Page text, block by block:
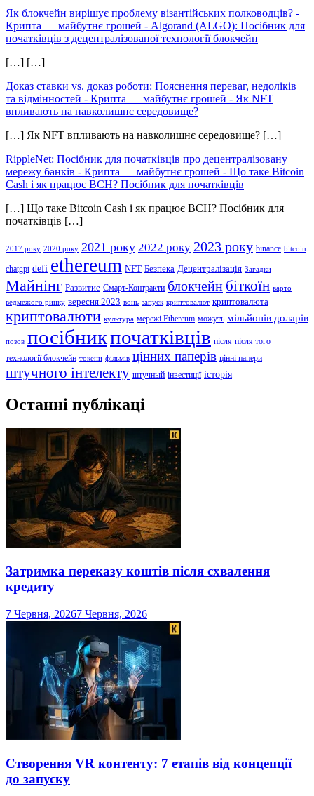
Як блокчейн вирішує проблему візантійських полководців? -
Крипта — майбутнє грошей - Algorand (ALGO): Посібник для
початківців з децентралізованої технології блокчейн
[…] […]
Доказ ставки vs. доказ роботи: Пояснення переваг, недоліків
та відмінностей - Крипта — майбутнє грошей - Як NFT
впливають на навколишнє середовище?
[…] Як NFT впливають на навколишнє середовище? […]
RippleNet: Посібник для початківців про децентралізовану
мережу банків - Крипта — майбутнє грошей - Що таке Bitcoin
Cash і як працює BCH? Посібник для початківців
[…] Що таке Bitcoin Cash і як працює BCH? Посібник для
початківців […]
2017 року 2020 року 2021 року 2022 року 2023 року binance bitcoin
chatgpt defi ethereum NFT Безпека Децентралізація Загадки
Майнінг Развитие Смарт-Контракти блокчейн біткоїн варто
ведмежого ринку вересня 2023 вонь запуск криптовалют криптовалюта
криптовалюти культура мережі Ethereum можуть мільйонів доларів
позов посібникпочатківців після після того
технології блокчейн токени фільмів цінних паперів цінні папери
штучного інтелекту штучный інвестиції історія
Останні публікаці
Затримка переказу коштів після схвалення
кредиту
7 Червня, 20267 Червня, 2026
Створення VR контенту: 7 етапів від концепції
до запуску